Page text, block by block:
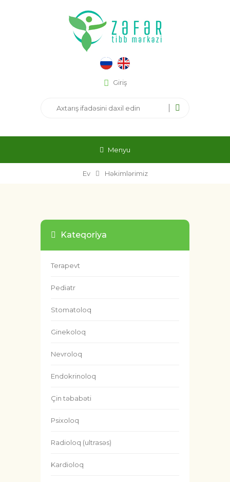
Giriş
Menyu
Ev Həkimlərimiz
Kateqoriya
Terapevt
Pediatr
Stomatoloq
Ginekoloq
Nevroloq
Endokrinoloq
Çin təbabəti
Psixoloq
Radioloq (ultrasəs)
Kardioloq